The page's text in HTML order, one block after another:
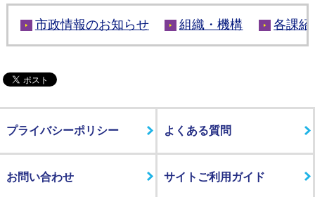
市政情報のお知らせ 組織・機構 各課紹
プライバシーポリシー よくある質問
お問い合わせ サイトご利用ガイド